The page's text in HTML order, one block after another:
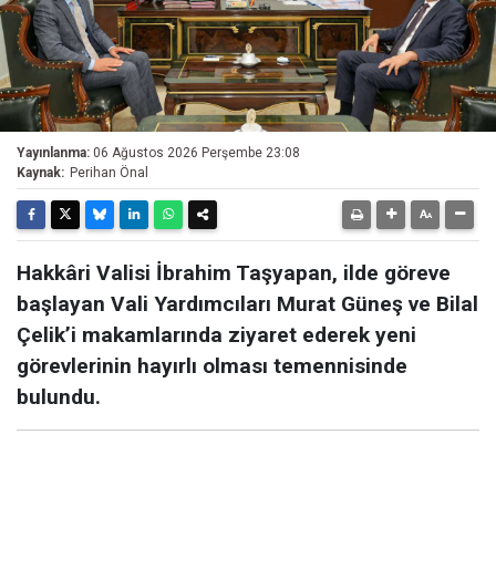
Yayınlanma: 06 Ağustos 2026 Perşembe 23:08
Kaynak: Perihan Önal
Hakkâri Valisi İbrahim Taşyapan, ilde göreve
başlayan Vali Yardımcıları Murat Güneş ve Bilal
Çelik’i makamlarında ziyaret ederek yeni
görevlerinin hayırlı olması temennisinde
bulundu.